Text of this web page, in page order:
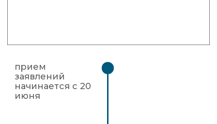
прием
заявлений
начинается с 20
июня